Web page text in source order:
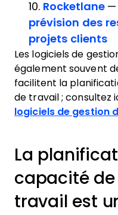
10. Rocketlane —
prévision des
projets clients
Les logiciels de
également souvent
facilitent la
de travail ; consultez
logiciels de gestion
La
capacité
travail est